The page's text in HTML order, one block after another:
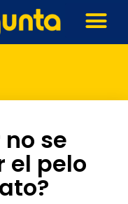
se
el pelo